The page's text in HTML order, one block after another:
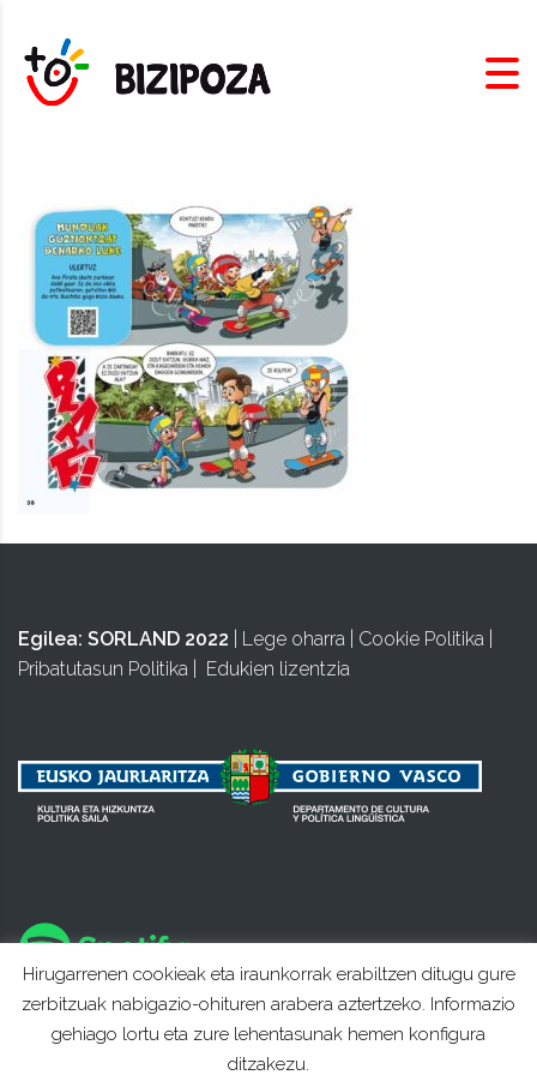
Egilea: SORLAND 2022 Lege oharra Cookie Politika
Pribatutasun Politika
Edukien lizentzia
Hirugarrenen cookieak eta iraunkorrak erabiltzen ditugu gure
zerbitzuak nabigazio-ohituren arabera aztertzeko. Informazio
gehiago lortu eta zure lehentasunak hemen konfigura
ditzakezu.